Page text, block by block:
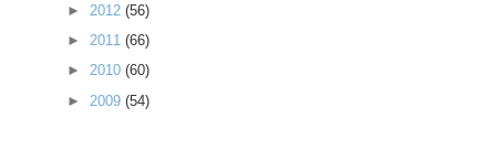
► 2012 (56)
► 2011 (66)
► 2010 (60)
► 2009 (54)